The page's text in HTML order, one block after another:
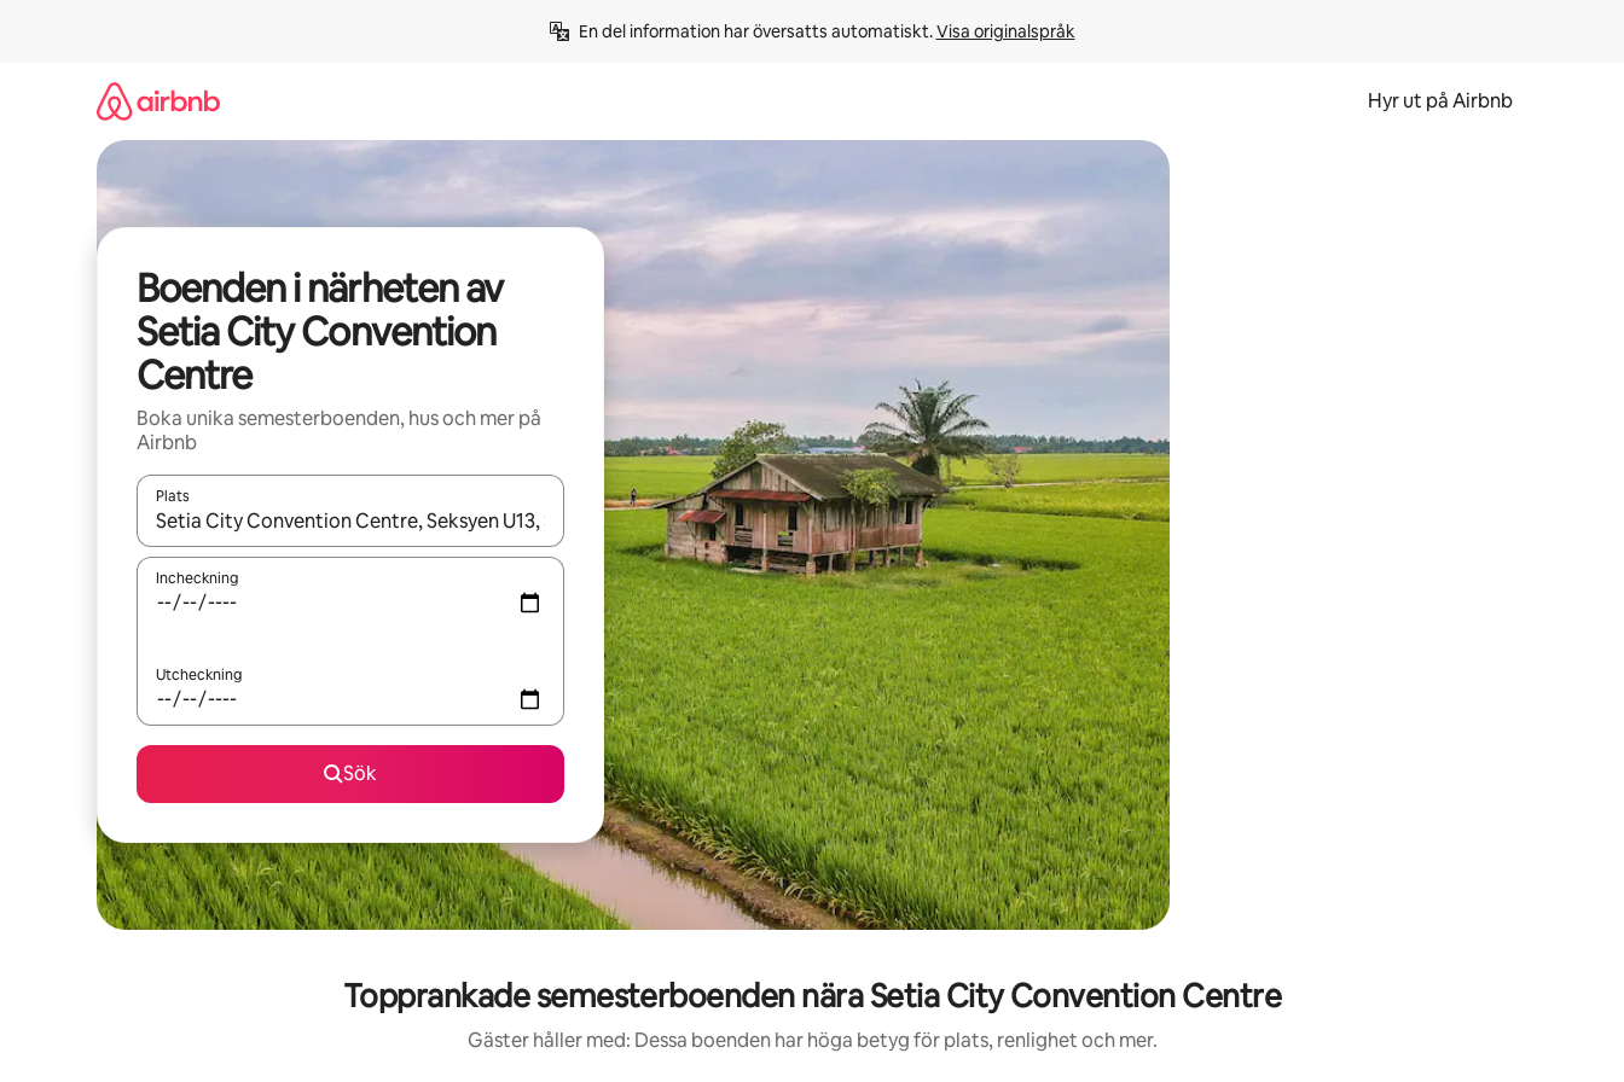
En del information har översatts automatiskt. Visa originalspråk
Hyr ut på Airbnb
Boenden i närheten av
Setia City Convention
Centre
Boka unika semesterboenden, hus och mer på
Airbnb
Plats
När resultaten är tillgängliga kan du navigera med upp- och nedåtpilarna eller utforska genom att trycka eller svepa.
Incheckning
Utcheckning
Sök
Topprankade semesterboenden nära Setia City Convention Centre
Gäster håller med: Dessa boenden har höga betyg för plats, renlighet och mer.